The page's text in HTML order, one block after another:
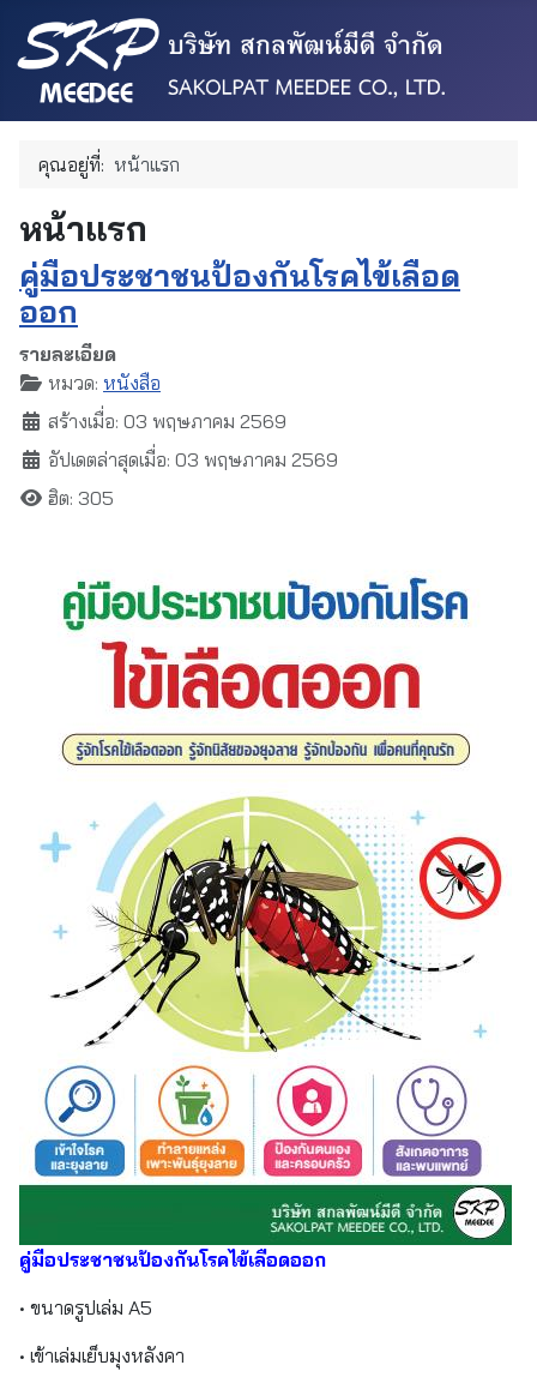
คุณอยู่ที่: หน้าแรก
หน้าแรก
คู่มือประชาชนป้องกันโรคไข้เลือด
ออก
รายละเอียด
หมวด: หนังสือ
สร้างเมื่อ: 03 พฤษภาคม 2569
อัปเดตล่าสุดเมื่อ: 03 พฤษภาคม 2569
ฮิต: 305
คู่มือประชาชนป้องกันโรคไข้เลือดออก
• ขนาดรูปเล่ม A5
• เข้าเล่มเย็บมุงหลังคา